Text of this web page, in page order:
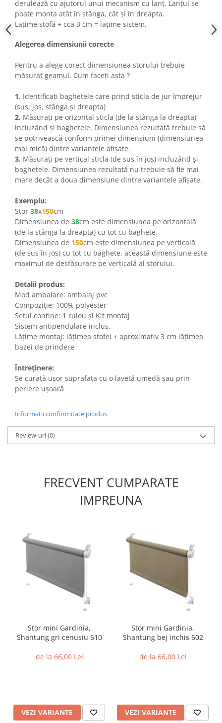
derulează cu ajutorul unui mecanism cu lanț. Lanțul se
poate monta atât în stânga, cât și în dreapta.
Lațime stofă + cca 3 cm = lațime sistem.
Alegerea dimensiunii corecte
Pentru a alege corect dimensiunea storului trebuie
măsurat geamul. Cum faceți asta ?
1. Identificați baghetele care prind sticla de jur împrejur
(sus, jos, stânga și dreapta)
2. Măsurați pe orizontal sticla (de la stânga la dreapta)
incluzând și baghetele. Dimensiunea rezultată trebuie să
se potrivească conform primei dimensiuni (dimensiunea
mai mică) dintre variantele afișate.
3. Măsurați pe vertical sticla (de sus în jos) incluzând și
baghetele. Dimensiunea rezultată nu trebuie să fie mai
mare decât a doua dimensiune dintre variantele afișate.
Exemplu:
Stor 38x150cm
Dimensiunea de 38cm este dimensiunea pe orizontală
(de la stânga la dreapta) cu tot cu baghete.
Dimensiunea de 150cm este dimensiunea pe verticală
(de sus în jos) cu tot cu baghete, această dimensiune este
maximul de desfășurare pe verticală al storului.
Detalii produs:
Mod ambalare: ambalaj pvc
Compoziție: 100% polyester
Setul conține: 1 rulou și Kit montaj
Sistem antipendulare inclus.
Lățime montaj: lățimea stofei + aproximativ 3 cm lățimea
bazei de prindere
Întreținere:
Se curață ușor suprafața cu o lavetă umedă sau prin
periere ușoară
Informatii conformitate produs
Review-uri(0)
FRECVENT CUMPARATE
IMPREUNA
Stor mini Gardinia,
Shantung gri cenusiu 510
de la 66,00 Lei
VEZI VARIANTE
Stor mini Gardinia,
Shantung bej inchis 502
de la 66,00 Lei
VEZI VARIANTE